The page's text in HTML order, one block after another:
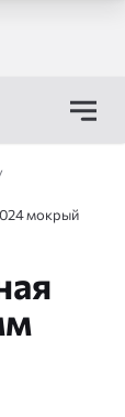
мокрый